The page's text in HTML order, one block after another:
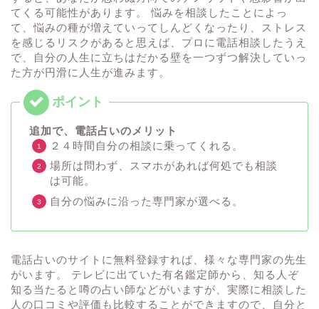
てくる可能性があります。 悩みを相談したことによっ
て、悩みの種が増えていってしんどくなったり、ストレス
を感じるリスクがあると思えば、プロに電話相談したうえ
で、自分の人生に立ちはだかる壁を一つずつ解決していっ
た方が円滑に人生が進みます。
追加で、電話占いのメリット
２４時間自分の相談に乗ってくれる。
場所は問わず、スマホがあれば何処でも相談
は可能。
自分の悩みに沿った専門家が選べる。
電話占いのサイトに無料登録すれば、様々な専門家の先生
がいます。 テレビに出ていた有名鑑定師から、知る人ぞ
知る当たると噂の占い師などがいますが、実際に相談した
人の口コミや評価も比較することができますので、自分と